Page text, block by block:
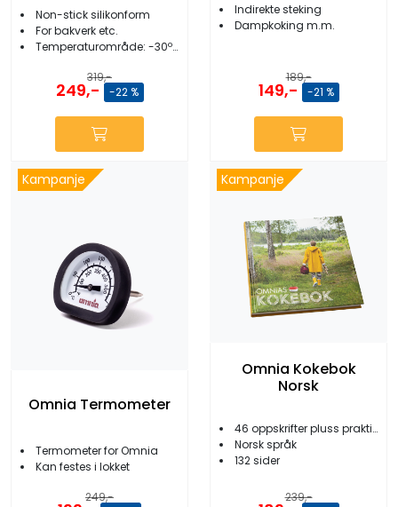
Non-stick silikonform
For bakverk etc.
Temperaturområde: -30ºC til +260ºC
319,-
249,- -22 %
Indirekte steking
Dampkoking m.m.
189,-
149,- -21 %
Kampanje
Omnia Termometer
Termometer for Omnia
Kan festes i lokket
249,-
Kampanje
Omnia Kokebok
Norsk
46 oppskrifter pluss praktiske tips
Norsk språk
132 sider
239,-